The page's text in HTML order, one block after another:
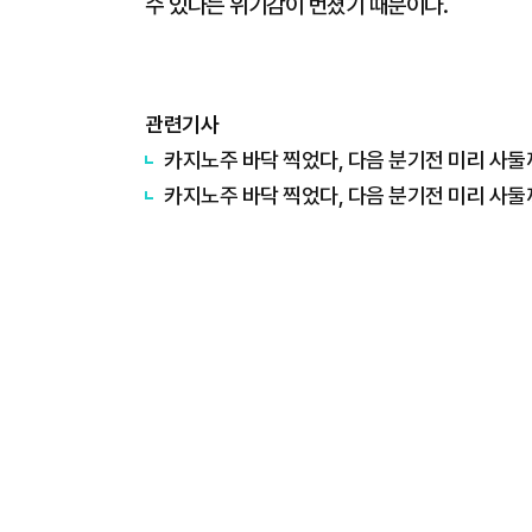
관련기사
카지노주 바닥 찍었다, 다음 분기전 미리 사
카지노주 바닥 찍었다, 다음 분기전 미리 사둘